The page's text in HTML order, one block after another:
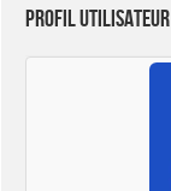
Profil utilisateur